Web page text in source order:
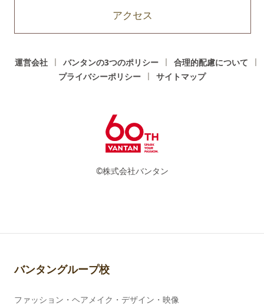
アクセス
運営会社 バンタンの3つのポリシー
合理的配慮について
プライバシーポリシー
サイトマップ
©株式会社バンタン
バンタングループ校
ファッション・ヘアメイク・デザイン・映像